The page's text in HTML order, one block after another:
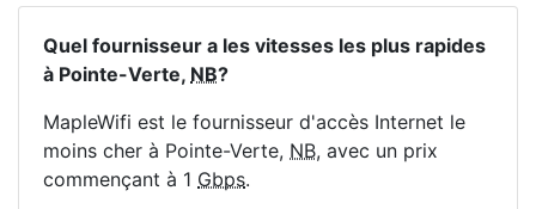
Quel fournisseur a les vitesses les plus rapides
à Pointe-Verte, NB?
MapleWifi est le fournisseur d'accès Internet le
moins cher à Pointe-Verte, NB, avec un prix
commençant à 1 Gbps.